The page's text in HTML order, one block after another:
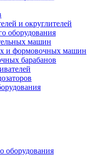
и округлителей
оборудования
машин
и формовочных машин
барабанов
оборудования